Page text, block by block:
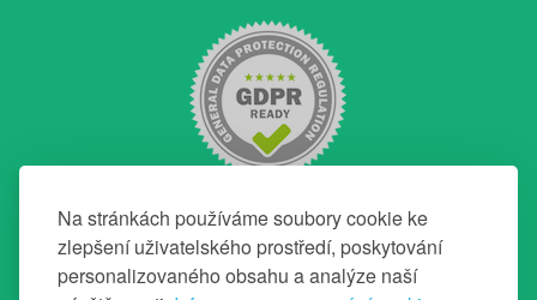
Na stránkách používáme soubory cookie ke
zlepšení uživatelského prostředí, poskytování
personalizovaného obsahu a analýze naší
NAVIGACE